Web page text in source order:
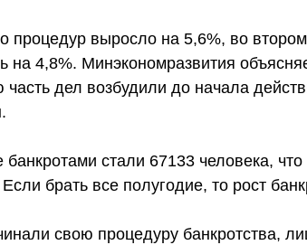
процедур выросло на 5,6%, во
на 4,8%. Минэкономразвития
дел возбудили до начала
банкротами стали 67133 человека,
брать все полугодие, то рост
свою процедуру банкротства,